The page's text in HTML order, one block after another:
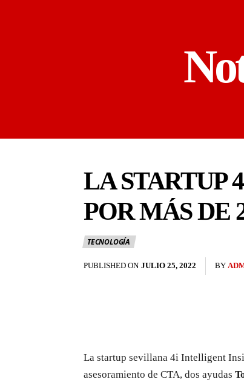
LA STARTUP
POR MÁS DE
TECNOLOGÍA
PUBLISHED ON JULIO 25, 2022 BY
La startup sevillana 4i Intelligent
asesoramiento de CTA, dos ayudas